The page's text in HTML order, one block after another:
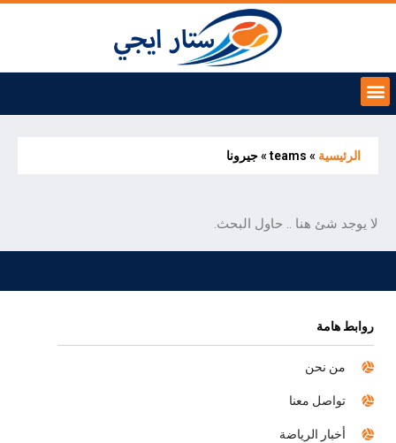
الرئيسية »
teams
»جيرونا
لا يوجد شئ هنا .. حاول البحث.
روابط هامة
من نحن
تواصل معنا
أخبار الرياضة